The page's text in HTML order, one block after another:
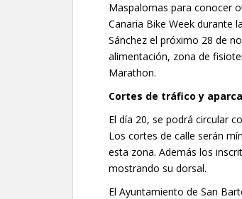
Maspalomas para conocer
Canaria Bike Week durante
Sánchez el próximo 28 de
alimentación, zona de
Marathon.
Cortes de tráfico y
El día 20, se podrá circular
Los cortes de calle serán
esta zona. Además los
mostrando su dorsal.
El Ayuntamiento de San